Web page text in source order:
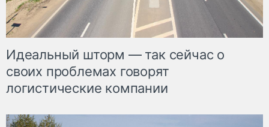
Идеальный шторм — так сейчас о
своих проблемах говорят
логистические компании